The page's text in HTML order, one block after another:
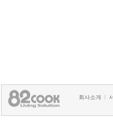
정책 및 방침
회사소개